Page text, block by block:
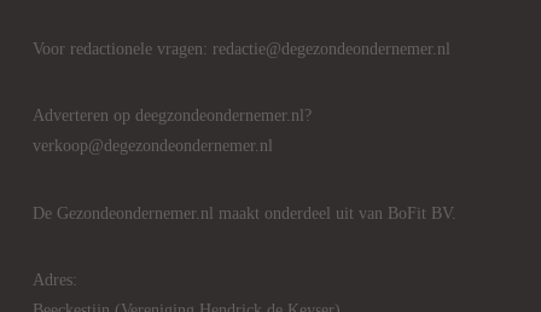
Voor redactionele vragen: redactie@degezondeondernemer.nl
Adverteren op deegzondeondernemer.nl?
verkoop@degezondeondernemer.nl
De Gezondeondernemer.nl maakt onderdeel uit van BoFit BV.
Adres: